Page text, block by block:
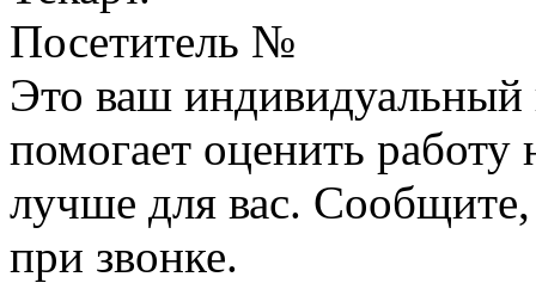
Посетитель №
Это ваш
помогает оценить работу
лучше для вас.
при звонке.